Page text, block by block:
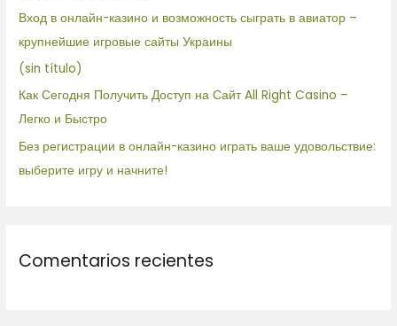
r
:
Вход в онлайн-казино и возможность сыграть в авиатор –
крупнейшие игровые сайты Украины
(sin título)
Как Сегодня Получить Доступ на Сайт All Right Casino –
Легко и Быстро
Без регистрации в онлайн-казино играть ваше удовольствие:
выберите игру и начните!
Comentarios recientes